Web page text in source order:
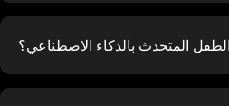
المتحدث بالذكاء الاصطناعي؟